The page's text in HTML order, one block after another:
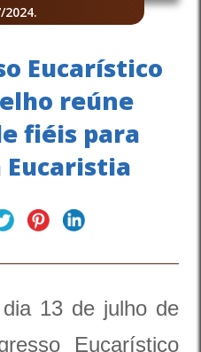
2024.
Eucarístico
reúne
fiéis para
Eucaristia
13 de julho de
Eucarístico